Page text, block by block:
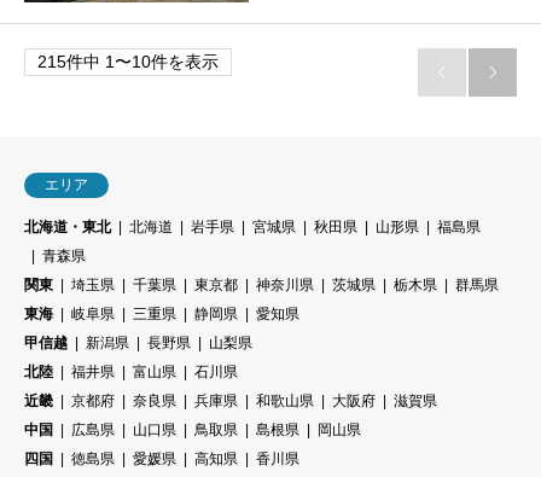
215件中 1〜10件を表示
 
エリア
北海道・東北 北海道 岩手県 宮城県 秋田県 山形県
福島県
青森県
関東
埼玉県 千葉県 東京都 神奈川県 茨城県 栃木県
群馬県
東海
岐阜県 三重県 静岡県
愛知県
甲信越
新潟県 長野県
山梨県
北陸
福井県 富山県
石川県
近畿
京都府 奈良県 兵庫県 和歌山県 大阪府
滋賀県
中国
広島県 山口県 鳥取県 島根県
岡山県
四国
徳島県 愛媛県 高知県 香川県